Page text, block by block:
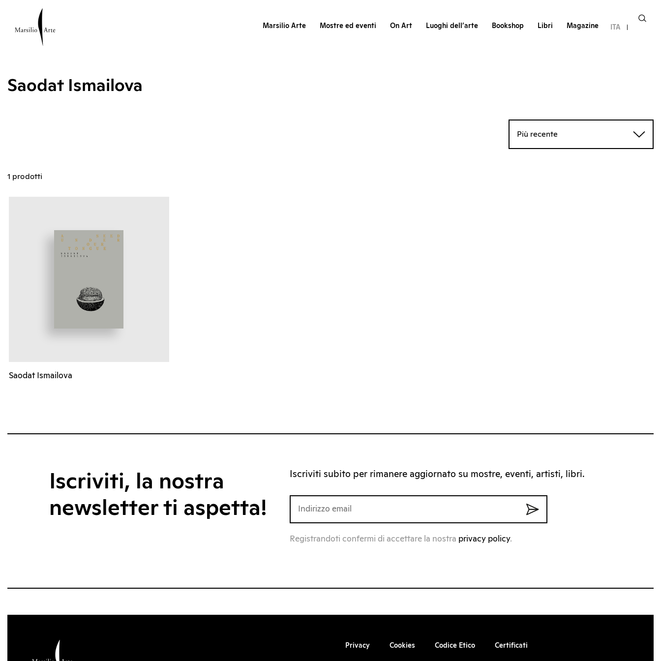
Marsilio Arte Mostre ed eventi On Art Luoghi dell’arte Bookshop Libri Magazine ITA
Saodat Ismailova
Più recente
1 prodotti
Saodat Ismailova
Iscriviti, la nostra
newsletter ti aspetta!
Iscriviti subito per rimanere aggiornato su mostre, eventi, artisti, libri.
Registrandoti confermi di accettare la nostra privacy policy.
Privacy Cookies Codice Etico Certificati